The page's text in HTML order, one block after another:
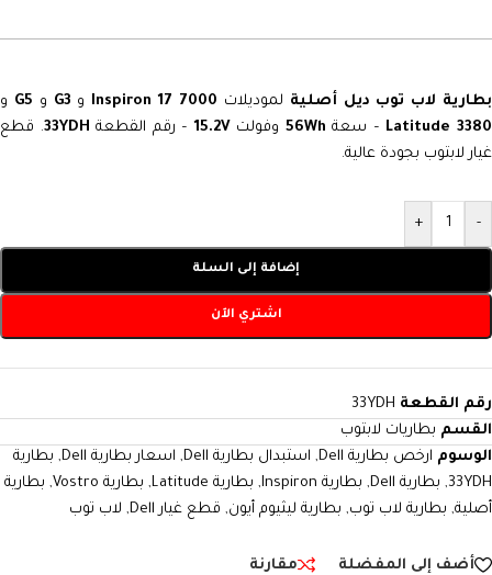
بطارية لاب توب ديل أصلية لموديلات Inspiron 17 7000 و G3 و G5 و
Latitude 3380 – سعة 56Wh وفولت 15.2V – رقم القطعة 33YDH. قطع
غيار لابتوب بجودة عالية.
-
+
إضافة إلى السلة
اشتري الآن
رقم القطعة 33YDH
القسم بطاريات لابتوب
الوسوم ارخص بطارية Dell , استبدال بطارية Dell , اسعار بطارية Dell , بطارية
33YDH
, بطارية Dell , بطارية Inspiron , بطارية Latitude , بطارية Vostro , بطارية
أصلية, بطارية لاب توب, بطارية ليثيوم أيون, قطع غيار Dell , لاب توب
أضف إلى المفضلة مقارنة